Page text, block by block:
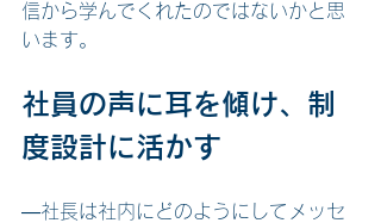
信から学んでくれたのではないかと思
います。
社員の声に耳を傾け、制
度設計に活かす
―社長は社内にどのようにしてメッセ